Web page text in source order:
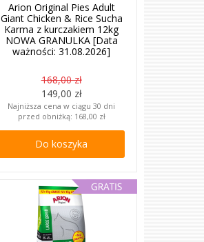
Arion Original Pies Adult
Giant Chicken & Rice Sucha
Karma z kurczakiem 12kg
NOWA GRANULKA [Data
ważności: 31.08.2026]
168,00 zł
149,00 zł
Najniższa cena w ciągu 30 dni
przed obniżką: 168,00 zł
Do koszyka